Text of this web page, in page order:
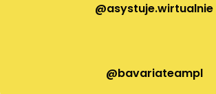
@asystuje.wirtualnie
@bavariateampl